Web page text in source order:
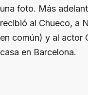
una foto. Más
recibió al Chueco, a
en común) y al actor
casa en Barcelona.